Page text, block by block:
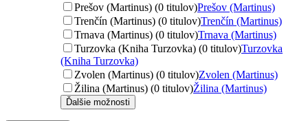
Prešov (Martinus) (0 titulov)Prešov (Martinus)
Trenčín (Martinus) (0 titulov)Trenčín (Martinus)
Trnava (Martinus) (0 titulov)Trnava (Martinus)
Turzovka (Kniha Turzovka) (0 titulov)Turzovka
(Kniha Turzovka)
Zvolen (Martinus) (0 titulov)Zvolen (Martinus)
Žilina (Martinus) (0 titulov)Žilina (Martinus)
Ďalšie možnosti